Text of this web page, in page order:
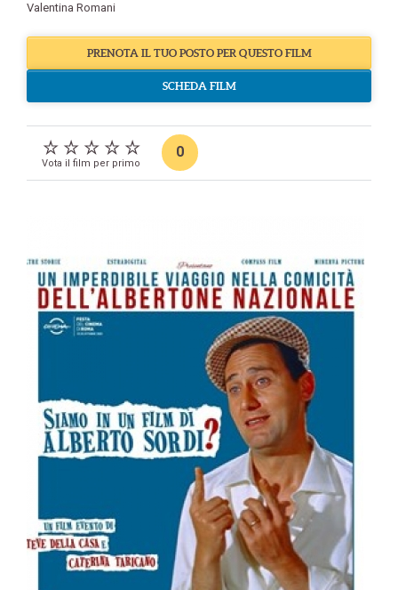
Valentina Romani
PRENOTA IL TUO POSTO PER QUESTO FILM
SCHEDA FILM
Vota il film per primo
0